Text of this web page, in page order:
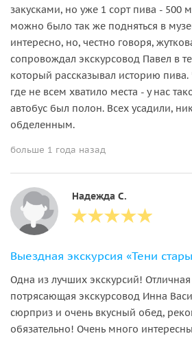
закусками, но уже 1 сорт пива - 500
можно было так же подняться в
интересно, но, честно говоря,
сопровождал экскурсовод Павел в
который рассказывал историю
где не всем хватило места - у нас
автобус был полон. Всех усадили,
обделенным.
больше 1 года назад
Надежда С.
Выездная экскурсия «Тени
Одна из лучших экскурсий!
потрясающая экскурсовод Инна
сюрприз и очень вкусный обед,
обязательно! Очень много